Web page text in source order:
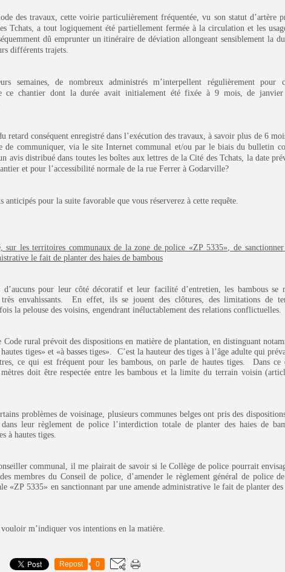
des travaux, cette voirie particulièrement fréquentée, vu son statut d’artère
Tchats, a tout logiquement été partiellement fermée à la circulation et les
dû emprunter un itinéraire de déviation allongeant sensiblement la
différents trajets.
semaines, de nombreux administrés m’interpellent régulièrement pour
ce chantier dont la durée avait initialement été fixée à 9 mois, de
retard conséquent enregistré dans l’exécution des travaux, à savoir plus de 6
de communiquer, via le site Internet communal et/ou par le biais du bulletin
avis distribué dans toutes les boîtes aux lettres de la Cité des Tchats, la date
et pour l’accessibilité normale de la rue Ferrer à Godarville?
anticipés pour la suite favorable que vous réserverez à cette requête.
sur les territoires communaux de la zone de police «ZP 5335», de
le fait de planter des haies de bambous
d’aucuns pour leur côté décoratif et leur facilité d’entretien, les bambous se
très envahissants. En effet, ils se jouent des clôtures, des limitations de
la pelouse des voisins, engendrant inéluctablement des relations conflictuelles.
Code rural prévoit des dispositions en matière de plantation, en distinguant
tiges» et «à basses tiges». C’est la hauteur des tiges à l’âge adulte qui
, ce qui est fréquent pour les bambous, on parle de hautes tiges. Dans ce
doit être respectée entre les bambous et la limite du terrain voisin
problèmes de voisinage, plusieurs communes belges ont pris des
leur règlement de police l’interdiction totale de planter des haies de
à hautes tiges.
communal, il me plairait de savoir si le Collège de police pourrait
membres du Conseil de police, d’amender le règlement général de police
«ZP 5335» en sanctionnant par une amende administrative le fait de planter des
m’indiquer vos intentions en la matière.
Repost 0